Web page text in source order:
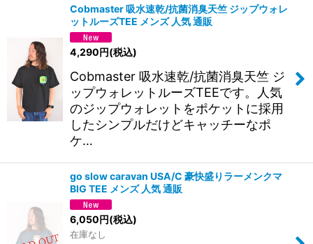
Cobmaster 吸水速乾/抗菌消臭天竺 ジップウォレ
ットルーズTEE メンズ 人気 通販
4,290円(税込)
Cobmaster 吸水速乾/抗菌消臭天竺 ジ
ップウォレットルーズTEEです。人気
のジップウォレットをポケットに採用
したシンプルだけどキャッチーなポ
ケ…
go slow caravan USA/C 豪快盛りラーメンクマ
BIG TEE メンズ 人気 通販
6,050円(税込)
在庫なし